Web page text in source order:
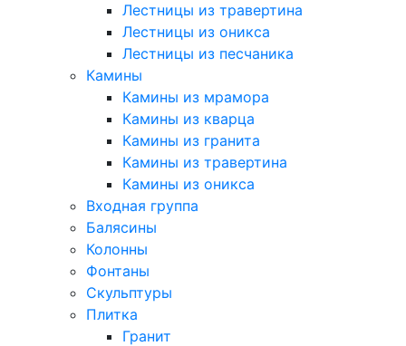
Лестницы из травертина
Лестницы из оникса
Лестницы из песчаника
Камины
Камины из мрамора
Камины из кварца
Камины из гранита
Камины из травертина
Камины из оникса
Входная группа
Балясины
Колонны
Фонтаны
Скульптуры
Плитка
Гранит